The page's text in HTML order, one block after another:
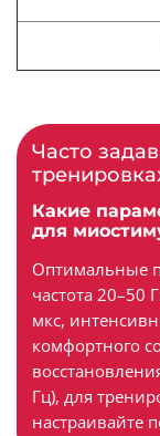
Часто
Какие
для
Оптимальные
частота 20–50
мкс,
комфортного
Гц), для
настраивайте